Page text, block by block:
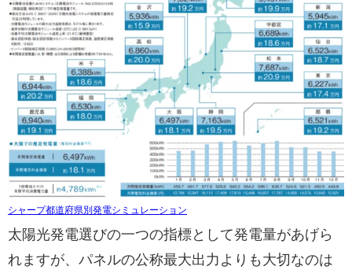
シャープ都道府県別発電シミュレーション
太陽光発電選びの一つの指標として発電量があげら
れますが、パネルの公称最大出力よりも大切なのは